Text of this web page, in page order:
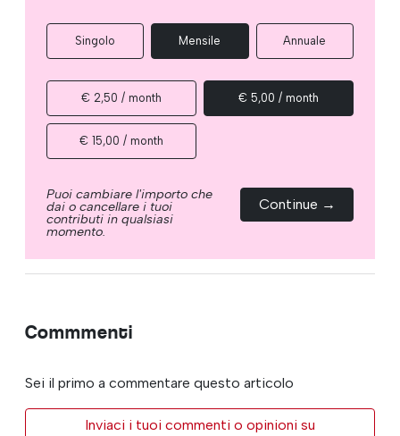
Singolo Mensile Annuale
€ 2,50 / month € 5,00 / month
€ 15,00 / month
Puoi cambiare l'importo che
dai o cancellare i tuoi
contributi in qualsiasi
momento.
Continue →
Commmenti
Sei il primo a commentare questo articolo
Inviaci i tuoi commenti o opinioni su